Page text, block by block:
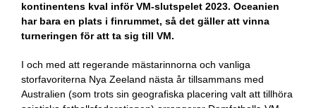
kontinentens kval inför VM-slutspelet 2023. Oceanien
har bara en plats i finrummet, så det gäller att vinna
turneringen för att ta sig till VM.
I och med att regerande mästarinnorna och vanliga
storfavoriterna Nya Zeeland nästa år tillsammans med
Australien (som trots sin geografiska placering valt att tillhöra